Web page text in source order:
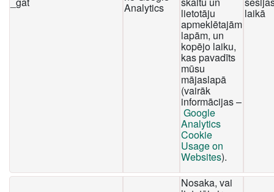
Analytics lietotāju
apmeklētajām
lapām, un
kopējo laiku,
kas pavadīts
mūsu
mājaslapā
(vairāk
informācijas –
Google
Analytics
Cookie
Usage on
Websites).
laikā
Nosaka, vai